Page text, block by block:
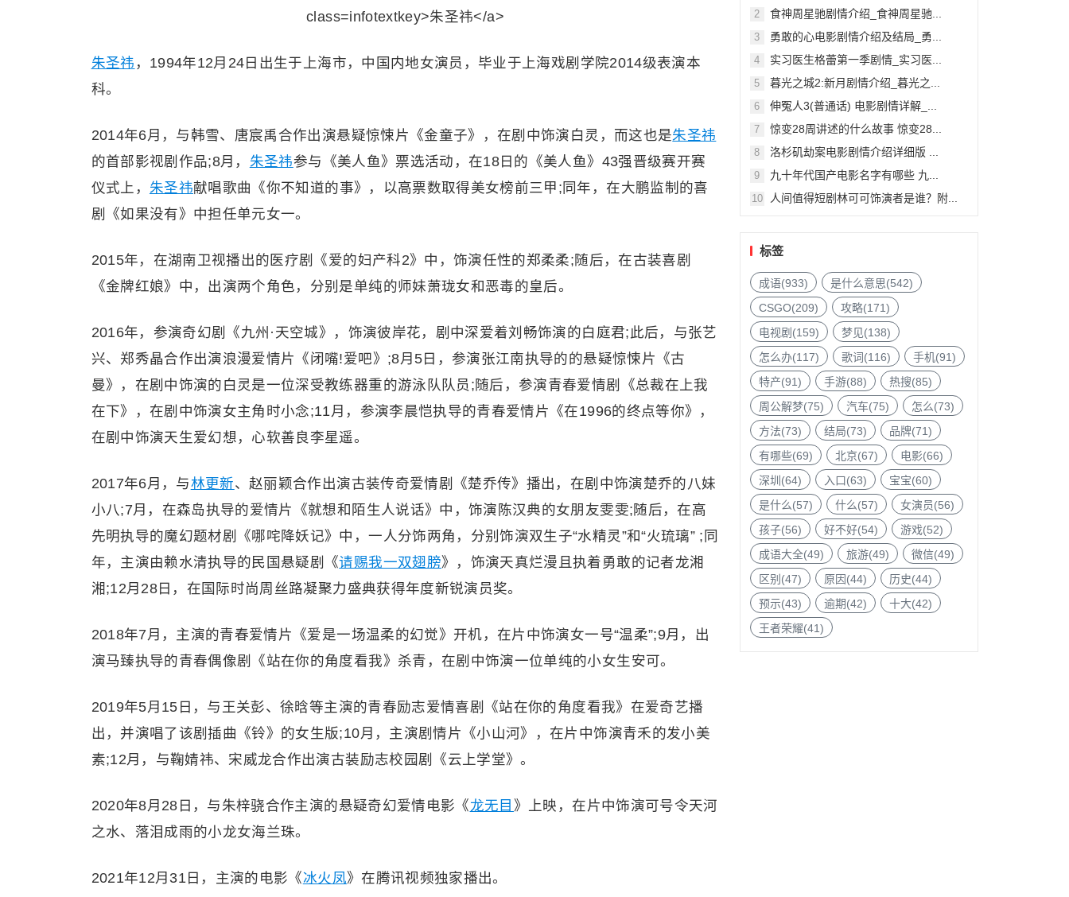
朱圣祎 ，1994年12月24日出生于上海市，中国内地女演员，毕业于上海戏剧学院2014级表演本
科。
2014年6月，与韩雪、唐宸禹合作出演悬疑惊悚片《金童子》，在剧中饰演白灵，而这也是朱圣祎
的首部影视剧作品;8月， 朱圣祎参与《美人鱼》票选活动，在18日的《美人鱼》43强晋级赛开赛
仪式上， 朱圣祎献唱歌曲《你不知道的事》，以高票数取得美女榜前三甲;同年，在大鹏监制的喜
剧《如果没有》中担任单元女一。
2015年，在湖南卫视播出的医疗剧《爱的妇产科2》中，饰演任性的郑柔柔;随后，在古装喜剧
《金牌红娘》中，出演两个角色，分别是单纯的师妹萧珑女和恶毒的皇后。
2016年，参演奇幻剧《九州·天空城》，饰演彼岸花，剧中深爱着刘畅饰演的白庭君;此后，与张艺
兴、郑秀晶合作出演浪漫爱情片《闭嘴!爱吧》;8月5日，参演张江南执导的的悬疑惊悚片《古
曼》，在剧中饰演的白灵是一位深受教练器重的游泳队队员;随后，参演青春爱情剧《总裁在上我
在下》，在剧中饰演女主角时小念;11月，参演李晨恺执导的青春爱情片《在1996的终点等你》，
在剧中饰演天生爱幻想，心软善良李星遥。
2017年6月，与林更新、赵丽颖合作出演古装传奇爱情剧《楚乔传》播出，在剧中饰演楚乔的八妹
小八;7月，在森岛执导的爱情片《就想和陌生人说话》中，饰演陈汉典的女朋友雯雯;随后，在高
先明执导的魔幻题材剧《哪咤降妖记》中，一人分饰两角，分别饰演双生子“水精灵”和“火琉璃” ;同
年，主演由赖水清执导的民国悬疑剧《请赐我一双翅膀》，饰演天真烂漫且执着勇敢的记者龙湘
湘;12月28日，在国际时尚周丝路凝聚力盛典获得年度新锐演员奖。
2018年7月，主演的青春爱情片《爱是一场温柔的幻觉》开机，在片中饰演女一号“温柔”;9月，出
演马臻执导的青春偶像剧《站在你的角度看我》杀青，在剧中饰演一位单纯的小女生安可。
2019年5月15日，与王关彭、徐晗等主演的青春励志爱情喜剧《站在你的角度看我》在爱奇艺播
出，并演唱了该剧插曲《铃》的女生版;10月，主演剧情片《小山河》，在片中饰演青禾的发小美
素;12月，与鞠婧祎、宋威龙合作出演古装励志校园剧《云上学堂》。
2020年8月28日，与朱梓骁合作主演的悬疑奇幻爱情电影《龙无目 》上映，在片中饰演可号令天河
之水、落泪成雨的小龙女海兰珠。
2021年12月31日，主演的电影《冰火凤》在腾讯视频独家播出。
2 食神周星驰剧情介绍_食神周星驰...
3 勇敢的心电影剧情介绍及结局_勇...
4 实习医生格蕾第一季剧情_实习医...
5 暮光之城2:新月剧情介绍_暮光之...
6 伸冤人3(普通话) 电影剧情详解_...
7 惊变28周讲述的什么故事 惊变28...
8 洛杉矶劫案电影剧情介绍详细版 ...
9 九十年代国产电影名字有哪些 九...
10 人间值得短剧林可可饰演者是谁？附...
标签
成语(933)
是什么意思(542)
CSGO(209)
攻略(171)
电视剧(159)
梦见(138)
怎么办(117)
歌词(116)
手机(91)
特产(91)
手游(88)
热搜(85)
周公解梦(75)
汽车(75)
怎么(73)
方法(73)
结局(73)
品牌(71)
有哪些(69)
北京(67)
电影(66)
深圳(64)
入口(63)
宝宝(60)
是什么(57)
什么(57)
女演员(56)
孩子(56)
好不好(54)
游戏(52)
成语大全(49)
旅游(49)
微信(49)
区别(47)
原因(44)
历史(44)
预示(43)
逾期(42)
十大(42)
王者荣耀(41)